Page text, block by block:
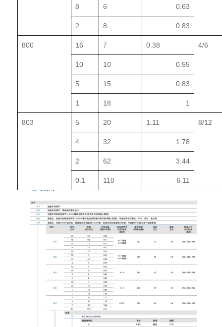
8 6 0.63
2 8 0.83
800 16 7 0.38 4/6
10 10 0.55
5 15 0.83
1 18 1
803 5 20 1.11 8/12
4 32 1.78
2 62 3.44
0.1 110 6.11